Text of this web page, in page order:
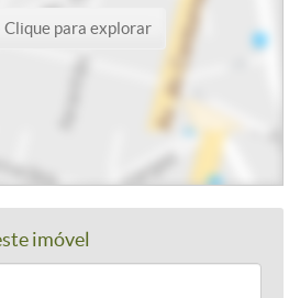
Clique para explorar
imóvel